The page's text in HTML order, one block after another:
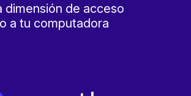
dimensión de acceso
a tu computadora